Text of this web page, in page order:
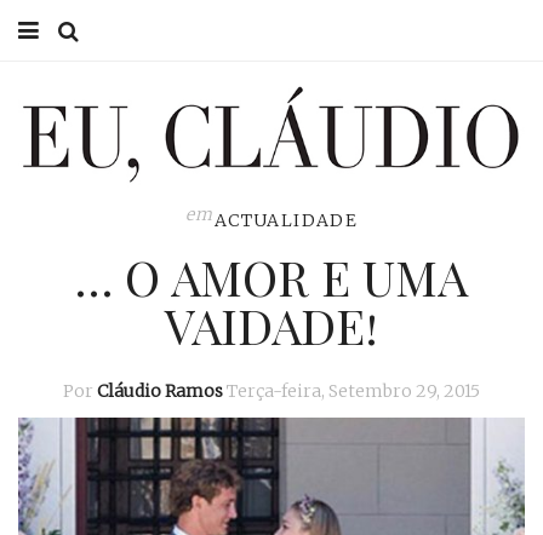
EU CLÁUDIO
emACTUALIDADE
… O AMOR E UMA
VAIDADE!
Por Cláudio RamosTerça-feira, Setembro 29, 2015